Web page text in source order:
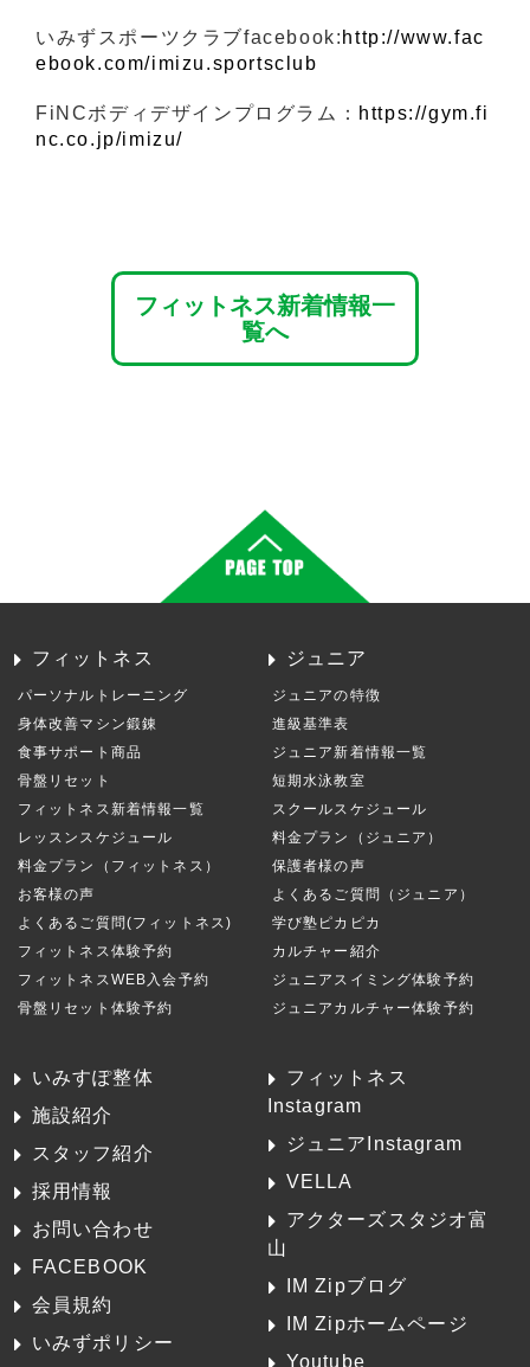
いみずスポーツクラブfacebook: http://www.fac
ebook.com/imizu.sportsclub
FiNCボディデザインプログラム： https://gym.fi
nc.co.jp/imizu/
フィットネス新着情報一
覧へ
フィットネス
パーソナルトレーニング
身体改善マシン鍛錬
食事サポート商品
骨盤リセット
フィットネス新着情報一覧
レッスンスケジュール
料金プラン（フィットネス）
お客様の声
よくあるご質問(フィットネス)
フィットネス体験予約
フィットネスWEB入会予約
骨盤リセット体験予約
ジュニア
ジュニアの特徴
進級基準表
ジュニア新着情報一覧
短期水泳教室
スクールスケジュール
料金プラン（ジュニア）
保護者様の声
よくあるご質問（ジュニア）
学び塾ピカピカ
カルチャー紹介
ジュニアスイミング体験予約
ジュニアカルチャー体験予約
いみすぽ整体
施設紹介
スタッフ紹介
採用情報
お問い合わせ
FACEBOOK
会員規約
いみずポリシー
フィットネス
Instagram
ジュニアInstagram
VELLA
アクターズスタジオ富
山
IM Zipブログ
IM Zipホームページ
Youtube